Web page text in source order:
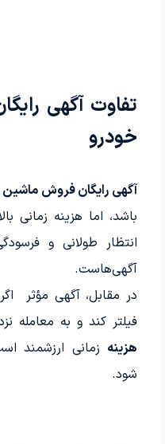
تفاوت آگهی
خودرو
آگهی رایگان فروش ماشین
باشد، اما هزینه زمانی
انتظار طولانی و
آگهی‌هاست.
در مقابل، آگهی مؤثر
فیلتر کند و به معامله
هزینه زمانی ارزشمند
شود.